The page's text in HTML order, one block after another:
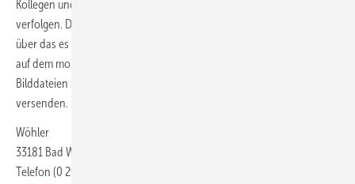
Kollegen und / oder Kunden können so die gesamte Inspektion
verfolgen. Das Endoskop baut dafür ein eigenes WLAN-Netzwerk auf,
über das es die Daten an die kostenfreie App Wöhler Smart Inspection
auf dem mobilen Endgerät überträgt. Dort kann der Nutzer die
Bilddateien speichern und per Messenger-Dienst oder Email
versenden.
Wöhler
33181 Bad Wünnenberg
Telefon (0 29 53) 7 31 00